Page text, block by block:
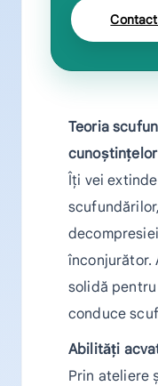
Teoria
cunoștințelor
Îți vei
înconjurător.
solidă
conduce
Abilități
Prin ateliere